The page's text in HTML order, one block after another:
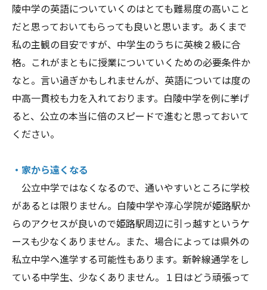
陵中学の英語についていくのはとても難易度の高いこと
だと思っておいてもらっても良いと思います。あくまで
私の主観の目安ですが、中学生のうちに英検２級に合
格。これがまともに授業についていくための必要条件か
なと。言い過ぎかもしれませんが、英語については度の
中高一貫校も力を入れております。白陵中学を例に挙げ
ると、公立の本当に倍のスピードで進むと思っておいて
ください。
・家から遠くなる
公立中学ではなくなるので、通いやすいところに学校
があるとは限りません。白陵中学や淳心学院が姫路駅か
らのアクセスが良いので姫路駅周辺に引っ越すというケ
ースも少なくありません。また、場合によっては県外の
私立中学へ進学する可能性もあります。新幹線通学をし
ている中学生、少なくありません。１日はどう頑張って